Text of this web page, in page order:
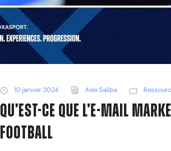
10 janvier 2024 Alex Saliba
Qu’est-ce que l’E-mail
Football